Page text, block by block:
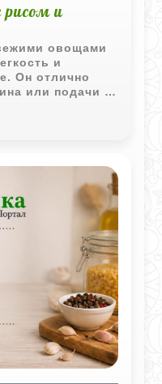
рисом и
овощами
и
Он отлично
или подачи в
закуски.